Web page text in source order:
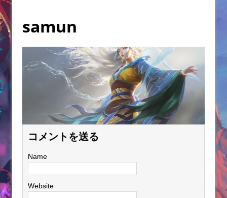
samun
コメントを送る
Name
Website